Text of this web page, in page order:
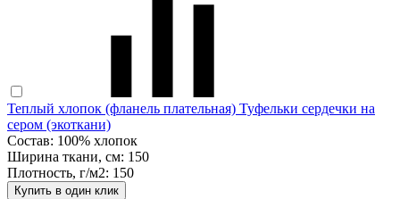
Теплый хлопок (фланель плательная) Туфельки сердечки на
сером (экоткани)
Состав: 100% хлопок
Ширина ткани, см: 150
Плотность, г/м2: 150
Купить в один клик